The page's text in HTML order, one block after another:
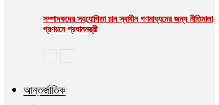
সম্পাদকদের সহযোগিতা চান স্বাধীন গণমাধ্যমের জন্য নীতিমালা
প্রণয়নে প্রধানমন্ত্রী
আন্তর্জাতিক